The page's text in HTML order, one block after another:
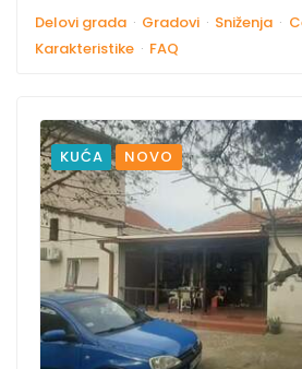
Delovi grada · Gradovi · Sniženja ·
Karakteristike · FAQ
KUĆA NOVO